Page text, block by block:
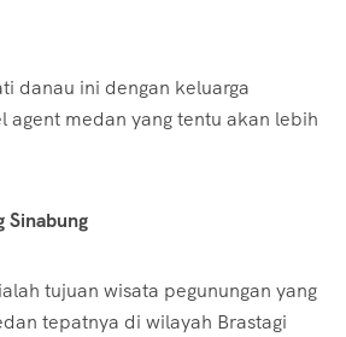
danau ini dengan keluarga
agent medan yang tentu akan lebih
Sinabung
tujuan wisata pegunungan yang
tepatnya di wilayah Brastagi